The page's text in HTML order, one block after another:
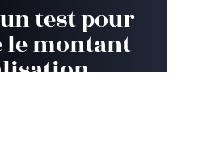
test pour
montant